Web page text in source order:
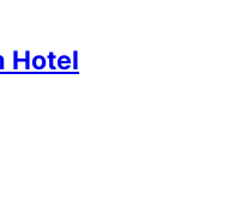
Hotel